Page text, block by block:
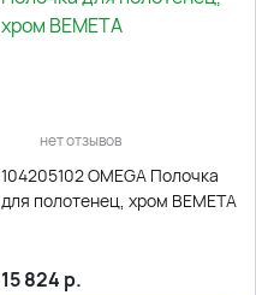
нет отзывов
104205102 OMEGA Полочка
для полотенец, хром BEMETA
15 824 р.